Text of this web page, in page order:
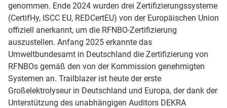
genommen. Ende 2024 wurden drei Zertifizierungssysteme
(CertifHy, ISCC EU, REDCertEU) von der Europäischen Union
offiziell anerkannt, um die RFNBO-Zertifizierung
auszustellen. Anfang 2025 erkannte das
Umweltbundesamt in Deutschland die Zertifizierung von
RFNBOs gemäß den von der Kommission genehmigten
Systemen an. Trailblazer ist heute der erste
Großelektrolyseur in Deutschland und Europa, der dank der
Unterstützung des unabhängigen Auditors DEKRA